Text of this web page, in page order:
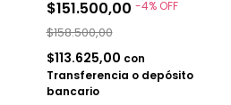
$151.500,00 -4% OFF
$158.500,00
$113.625,00 con
Transferencia o depósito
bancario